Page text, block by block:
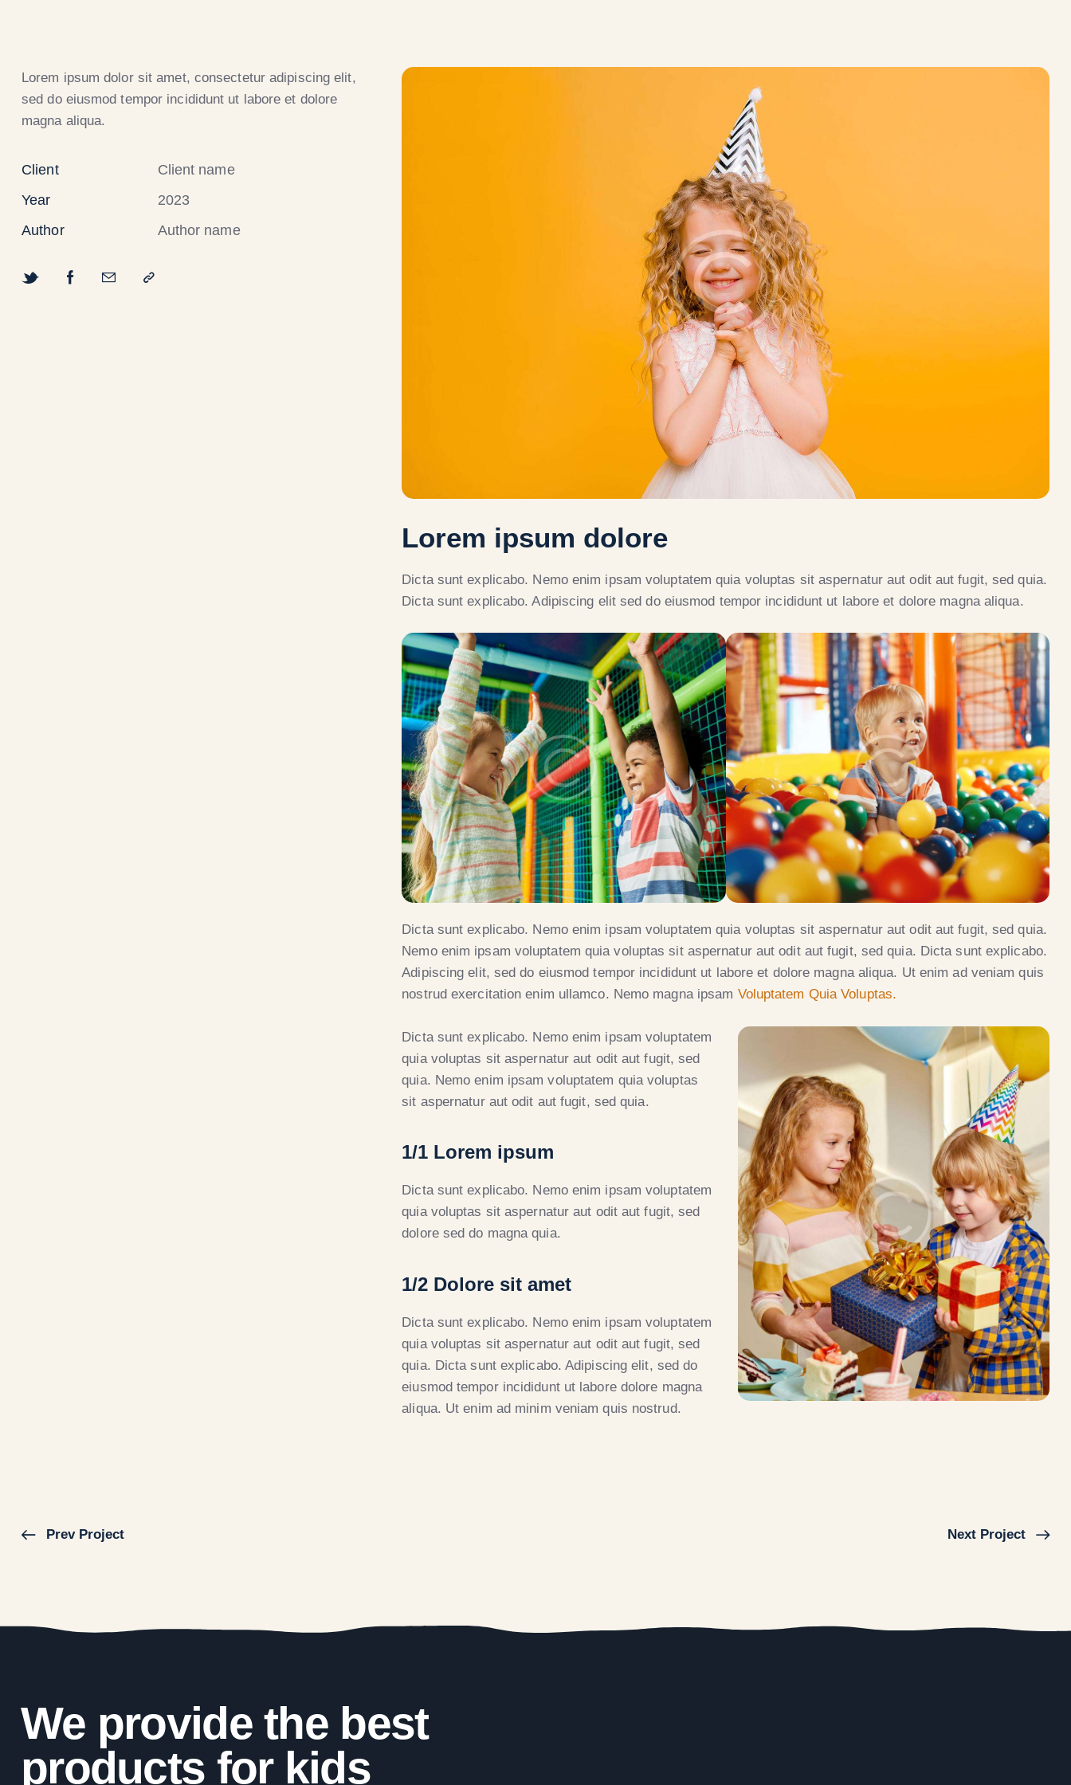
Lorem ipsum dolor sit amet, consectetur adipiscing elit,
sed do eiusmod tempor incididunt ut labore et dolore
magna aliqua.
Client
Client name
Year
2023
Author
Author name
Lorem ipsum dolore
Dicta sunt explicabo. Nemo enim ipsam voluptatem quia voluptas sit aspernatur aut odit aut fugit, sed quia.
Dicta sunt explicabo. Adipiscing elit sed do eiusmod tempor incididunt ut labore et dolore magna aliqua.
Dicta sunt explicabo. Nemo enim ipsam voluptatem quia voluptas sit aspernatur aut odit aut fugit, sed quia.
Nemo enim ipsam voluptatem quia voluptas sit aspernatur aut odit aut fugit, sed quia. Dicta sunt explicabo.
Adipiscing elit, sed do eiusmod tempor incididunt ut labore et dolore magna aliqua. Ut enim ad veniam quis
nostrud exercitation enim ullamco. Nemo magna ipsam Voluptatem Quia Voluptas.
Dicta sunt explicabo. Nemo enim ipsam voluptatem
quia voluptas sit aspernatur aut odit aut fugit, sed
quia. Nemo enim ipsam voluptatem quia voluptas
sit aspernatur aut odit aut fugit, sed quia.
1/1 Lorem ipsum
Dicta sunt explicabo. Nemo enim ipsam voluptatem
quia voluptas sit aspernatur aut odit aut fugit, sed
dolore sed do magna quia.
1/2 Dolore sit amet
Dicta sunt explicabo. Nemo enim ipsam voluptatem
quia voluptas sit aspernatur aut odit aut fugit, sed
quia. Dicta sunt explicabo. Adipiscing elit, sed do
eiusmod tempor incididunt ut labore dolore magna
aliqua. Ut enim ad minim veniam quis nostrud.
Prev Project Next Project
We provide the best
products for kids